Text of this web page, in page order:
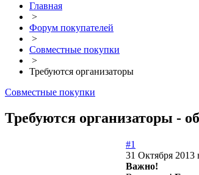
Главная
>
Форум покупателей
>
Совместные покупки
>
Требуются организаторы
Совместные покупки
Требуются организаторы -
#1
31 Октября 2013
Важно!